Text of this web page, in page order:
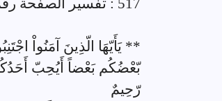
** يَأَيّهَا الّذِينَ آمَنُواْ
بّعْضُكُم بَعْضاً أَيُحِبّ أَحَدُكُمْ
رّحِيمٌ